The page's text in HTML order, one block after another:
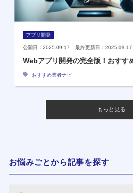
アプリ開発
公開日：2025.09.17 最終更新日：2025.09.17
Webアプリ開発の完全版！おすす
おすすめ業者ナビ
もっと見る
お悩みごとから記事を探す